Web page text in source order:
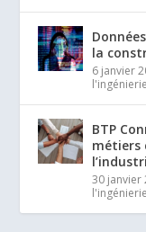
la
6 janvier
l'ingénierie
BTP
métiers
30 janvier
l'ingénierie